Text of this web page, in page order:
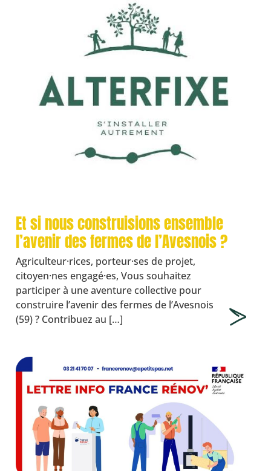
Et si nous construisions ensemble
l’avenir des fermes de l’Avesnois ?
Agriculteur·rices, porteur·ses de projet,
citoyen·nes engagé·es, Vous souhaitez
participer à une aventure collective pour
construire l’avenir des fermes de l’Avesnois
(59) ? Contribuez au […]